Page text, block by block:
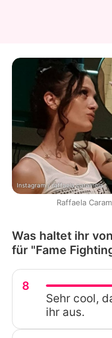
Instagram / raffaela.caramela
Raffaela
Was haltet ihr
für "Fame
8
Sehr cool,
ihr aus.